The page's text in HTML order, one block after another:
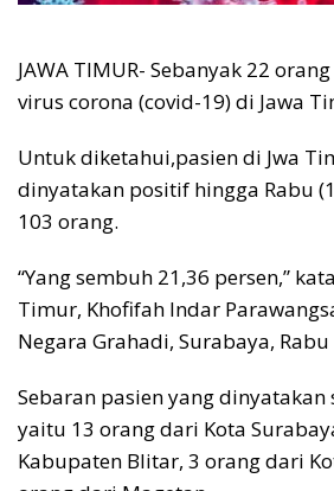
JAWA TIMUR- Sebanyak 22
virus corona (covid-19) di Jawa
Untuk diketahui,pasien di Jwa
dinyatakan positif hingga Rabu
103 orang.
“Yang sembuh 21,36 persen,”
Timur, Khofifah Indar
Negara Grahadi, Surabaya,
Sebaran pasien yang
yaitu 13 orang dari Kota
Kabupaten Blitar, 3 orang dari